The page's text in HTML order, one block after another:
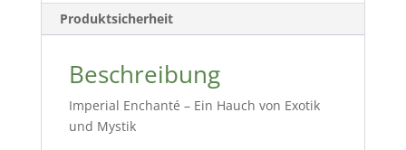
Produktsicherheit
Beschreibung
Imperial Enchanté – Ein Hauch von Exotik
und Mystik